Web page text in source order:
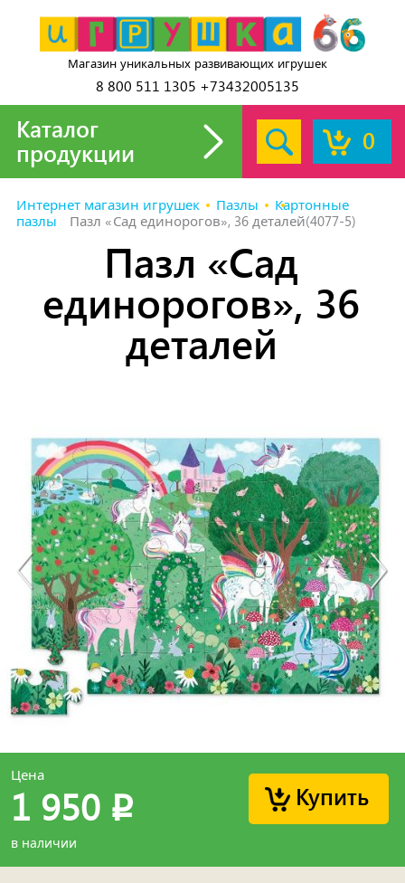
Магазин уникальных развивающих игрушек
8 800 511 1305 +73432005135
0
Каталог
продукции
Интернет магазин игрушек Пазлы
Картонные
пазлы
Пазл «Сад единорогов», 36 деталей(4077-5)
Пазл «Сад
единорогов», 36
деталей
Купить
Цена
1 950 p
в наличии